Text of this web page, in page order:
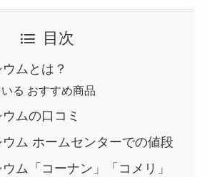
目次
ムとは？
る おすすめ商品
ムの口コミ
ム ホームセンターでの値段
ム「コーナン」「コメリ」